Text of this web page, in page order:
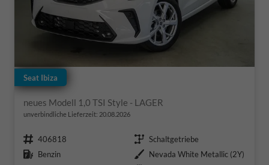
Seat Ibiza
neues Modell 1,0 TSI Style - LAGER
unverbindliche Lieferzeit: 20.08.2026
Fahrzeugnr. 406818 Getriebe Schaltgetriebe
Kraftstoff Benzin Außenfarbe Nevada White Metallic (2Y)